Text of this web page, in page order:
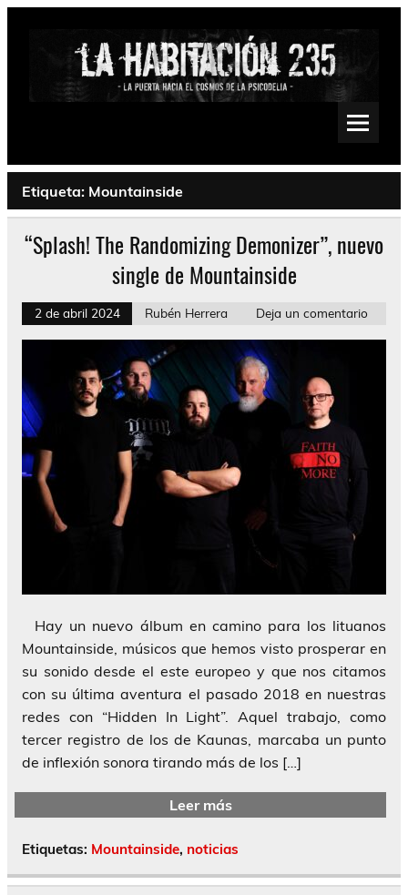
Saltar
Psychedelic, Stoner, Doom, Sludge, Fuzz, Space, Drone
Etiqueta: Mountainside
“Splash! The Randomizing Demonizer”, nuevo
single de Mountainside
2 de abril 2024 Rubén Herrera Deja un comentario
Hay un nuevo álbum en camino para los lituanos
Mountainside, músicos que hemos visto prosperar en
su sonido desde el este europeo y que nos citamos
con su última aventura el pasado 2018 en nuestras
redes con “Hidden In Light”. Aquel trabajo, como
tercer registro de los de Kaunas, marcaba un punto
de inflexión sonora tirando más de los […]
Leer más
Etiquetas: Mountainside, noticias